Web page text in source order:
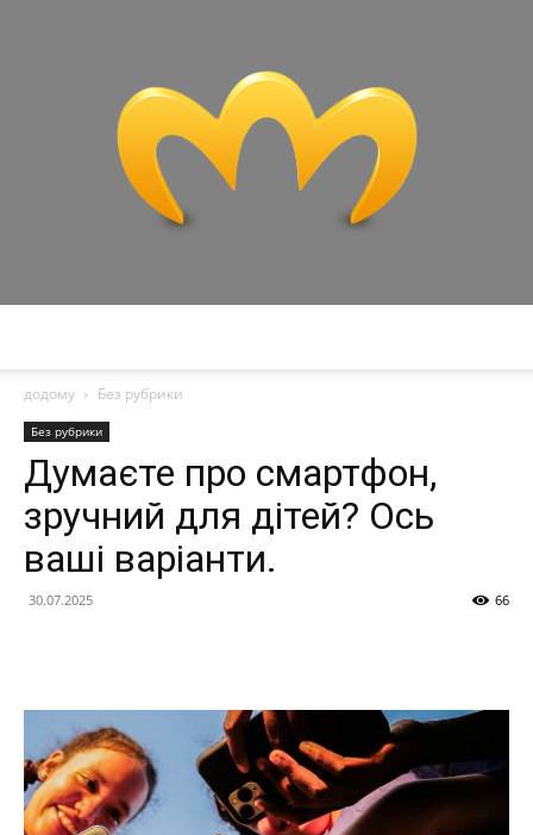
додому
Без рубрики
Без рубрики
Думаєте про смартфон,
зручний для дітей? Ось
ваші варіанти.
30.07.2025 66